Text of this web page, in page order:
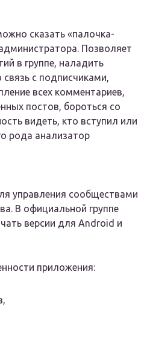
сказать «палочка-
Позволяет
в группе, наладить
с подписчиками,
всех комментариев,
постов, бороться со
видеть, кто вступил или
рода анализатор
управления сообществами
В официальной группе
версии для Android и
приложения: